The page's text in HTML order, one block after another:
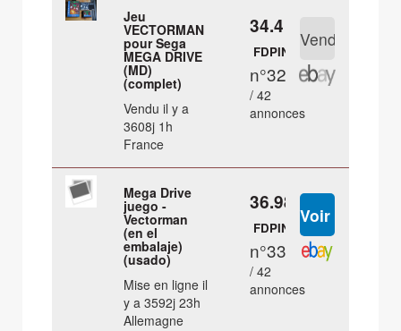
Jeu
VECTORMAN
pour Sega
MEGA DRIVE
(MD)
(complet)
Vendu il y a
3608j 1h
France
34.4 €
FDPIN
n°32
/ 42
annonces
Mega Drive
juego -
Vectorman
(en el
embalaje)
(usado)
Mise en ligne il
y a 3592j 23h
Allemagne
36.98 €
FDPIN
n°33
/ 42
annonces